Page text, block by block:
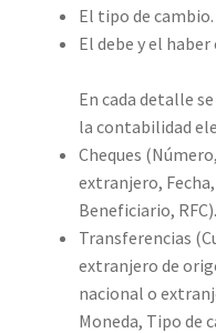
El tipo de cambio.
El debe y el
En cada detalle
la contabilidad
Cheques
extranjero,
Beneficiario, RFC).
Transferencias
extranjero de
nacional o
Moneda, Tipo de